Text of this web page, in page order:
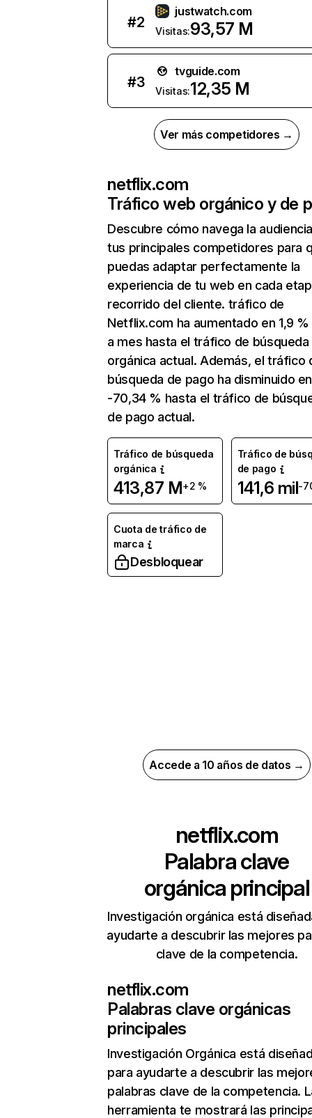
#2
justwatch.com
Visitas:93,57 M
#3
tvguide.com
Visitas:12,35 M
Ver más competidores →
netflix.com
Tráfico web orgánico y de
Descubre cómo navega la
tus principales competidores para
puedas adaptar perfectamente la
experiencia de tu web en cada
recorrido del cliente. tráfico de
Netflix.com ha aumentado en 1,9
a mes hasta el tráfico de búsqueda
orgánica actual. Además, el tráfico
búsqueda de pago ha disminuido en
-70,34 % hasta el tráfico de
de pago actual.
Tráfico de búsqueda
orgánica
413,87 M+2 %
Tráfico de
de pago
141,6 mil-
Cuota de tráfico de
marca
Desbloquear
Accede a 10 años de datos →
netflix.com
Palabra clave
orgánica principal
Investigación orgánica está
ayudarte a descubrir las mejores
clave de la competencia.
netflix.com
Palabras clave orgánicas
principales
Investigación Orgánica está
para ayudarte a descubrir las
palabras clave de la competencia.
herramienta te mostrará las